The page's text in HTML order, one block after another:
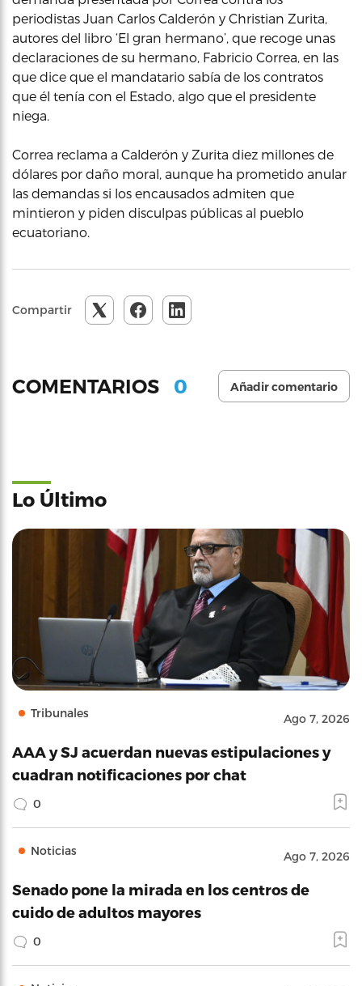
periodistas Juan Carlos Calderón y Christian Zurita,
autores del libro ‘El gran hermano’, que recoge unas
declaraciones de su hermano, Fabricio Correa, en las
que dice que el mandatario sabía de los contratos
que él tenía con el Estado, algo que el presidente
niega.
Correa reclama a Calderón y Zurita diez millones de
dólares por daño moral, aunque ha prometido anular
las demandas si los encausados admiten que
mintieron y piden disculpas públicas al pueblo
ecuatoriano.
Compartir
COMENTARIOS 0 Añadir comentario
Lo Último
Tribunales Ago 7, 2026
AAA y SJ acuerdan nuevas estipulaciones y
cuadran notificaciones por chat
0
Noticias Ago 7, 2026
Senado pone la mirada en los centros de
cuido de adultos mayores
0